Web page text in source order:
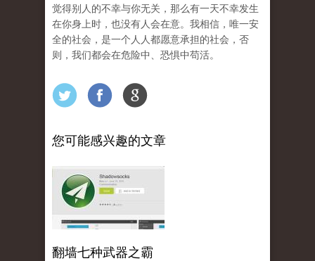
觉得别人的不幸与你无关，那么有一天不幸发生
在你身上时，也没有人会在意。我相信，唯一安
全的社会，是一个人人都愿意承担的社会，否
则，我们都会在危险中、恐惧中苟活。
您可能感兴趣的文章
翻墙七种武器之霸